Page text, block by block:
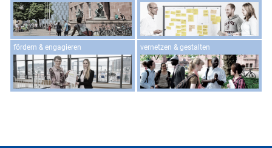
fördern & engagieren vernetzen & gestalten